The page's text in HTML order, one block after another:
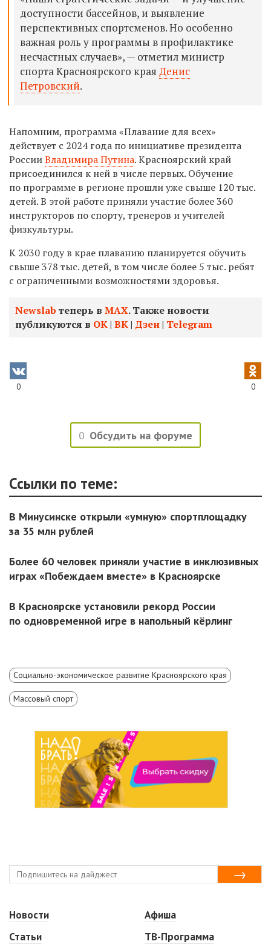
доступности бассейнов, и выявление
перспективных спортсменов. Но особенно
важная роль у программы в профилактике
несчастных случаев», — отметил министр
спорта Красноярского края Денис
Петровский.
Напомним, программа «Плавание для всех»
действует с 2024 года по инициативе президента
РоссииВладимира Путина. Красноярский край
присоединился к ней в числе первых. Обучение
по программе в регионе прошли уже свыше 120 тыс.
детей. В этой работе приняли участие более 360
инструкторов по спорту, тренеров и учителей
физкультуры.
К 2030 году в крае плаванию планируется обучить
свыше 378 тыс. детей, в том числе более 5 тыс. ребят
с ограниченными возможностями здоровья.
Newslab теперь в МАХ. Также новости
публикуются в ОК| ВК| Дзен| Telegram
0 0
0 Обсудить на форуме
Ссылки по теме:
В Минусинске открыли «умную» спортплощадку
за 35 млн рублей
Более 60 человек приняли участие в инклюзивных
играх «Побеждаем вместе» в Красноярске
В Красноярске установили рекорд России
по одновременной игре в напольный кёрлинг
Социально-экономическое развитие Красноярского края
Массовый спорт
Новости
Статьи
Афиша
ТВ-Программа